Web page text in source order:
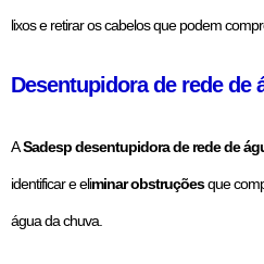
lixos e retirar os cabelos que podem
Desentupidora de rede de
ASadesp desentupidora de rede de
identificar e eliminar obstruçõesque
água da chuva.